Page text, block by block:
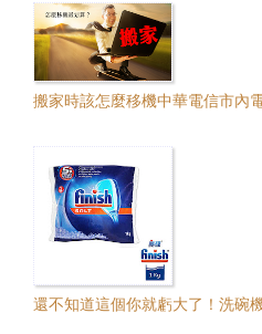
搬家時該怎麼移機中華電信市內
還不知道這個你就虧大了！洗碗